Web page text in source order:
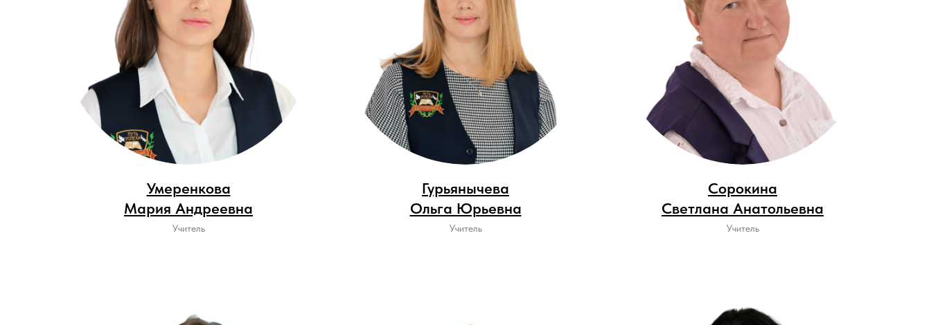
Умеренкова
Мария Андреевна
Учитель
Гурьянычева
Ольга Юрьевна
Учитель
Сорокина
Светлана Анатольевна
Учитель